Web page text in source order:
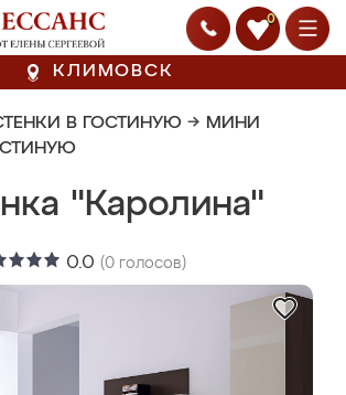
0
КЛИМОВСК
В ГОСТИНУЮ → МИНИ
"Каролина"
0.0 (0 голосов)